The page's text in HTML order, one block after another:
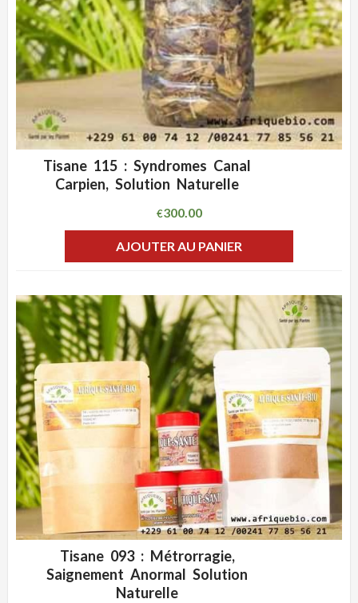
ADD WISHLIST
Tisane 115 : Syndromes Canal
Carpien, Solution Naturelle
€300.00
AJOUTER AU PANIER
ADD WISHLIST
Tisane 093 : Métrorragie,
Saignement Anormal Solution
Naturelle